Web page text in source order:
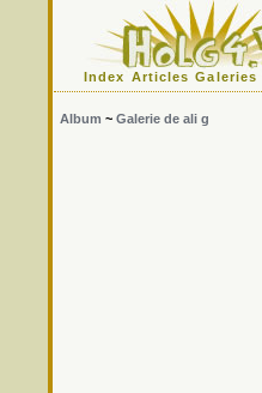
Index Articles Galeries
Album ~ Galerie de ali g